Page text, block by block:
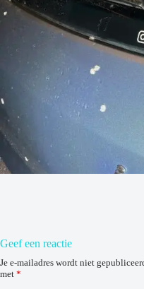
Geef een reactie
Je e-mailadres wordt niet
met *